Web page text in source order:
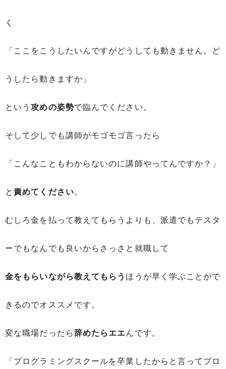
く
「ここをこうしたいんですがどうしても動きません。ど
うしたら動きますか」
という攻めの姿勢で臨んでください。
そして少しでも講師がモゴモゴ言ったら
「こんなこともわからないのに講師やってんですか？」
と責めてください。
むしろ金を払って教えてもらうよりも、派遣でもテスタ
ーでもなんでも良いからさっさと就職して
金をもらいながら教えてもらう ほうが早く学ぶことがで
きるのでオススメです。
変な職場だったら辞めたらエエんです。
「プログラミングスクールを卒業したからと言ってプロ